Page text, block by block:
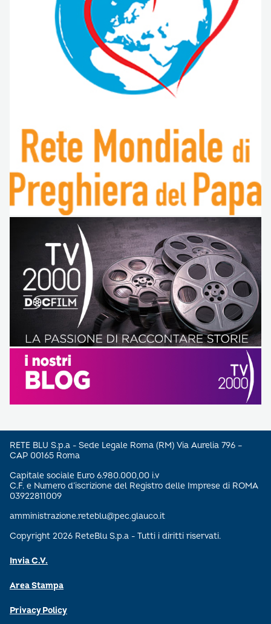
RETE BLU S.p.a - Sede Legale Roma (RM) Via Aurelia 796 –
CAP 00165 Roma
Capitale sociale Euro 6.980.000,00 i.v
C.F. e Numero d’iscrizione del Registro delle Imprese di ROMA
03922811009
amministrazione.reteblu@pec.glauco.it
Copyright 2026 ReteBlu S.p.a - Tutti i diritti riservati.
Invia C.V.
Area Stampa
Privacy Policy